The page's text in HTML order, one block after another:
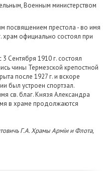
Военным министерством
посвящением престола - во имя
храм официально состоял при
Сентября 1910 г. состоял
чины Термезской крепостной
после 1927 г. и вскоре
был устроен спортзал.
св. благ. Князя Александра
в храме продолжаются
Г.А. Храмы Армiи и Флота,